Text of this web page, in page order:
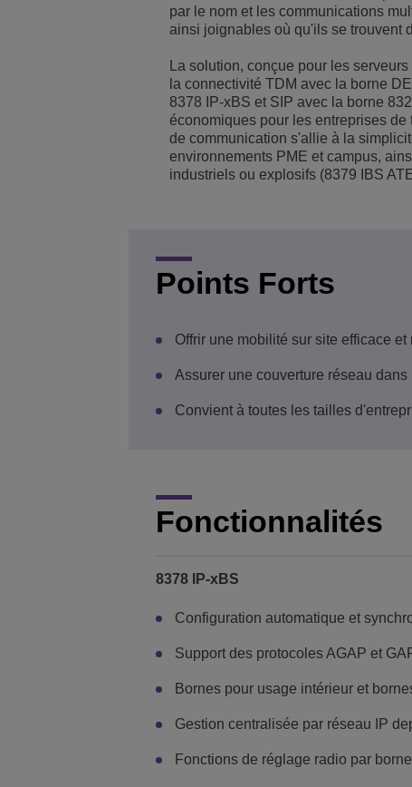
Solutions pour le
Petites et moyennes
Gestion de réseau et
Les bureaux d'ALE
par le nom et les communications
ainsi joignables où qu'ils se trouvent
La solution, conçue pour les
la connectivité TDM avec la borne
8378 IP-xBS et SIP avec la borne
économiques pour les entreprises
de communication s'allie à la
environnements PME et campus,
industriels ou explosifs (8379 IBS
Points Forts
Offrir une mobilité sur site efficace
Assurer une couverture réseau
Convient à toutes les tailles
Fonctionnalités
8378 IP-xBS
Configuration automatique et
Support des protocoles AGAP et
Bornes pour usage intérieur et
Gestion centralisée par réseau IP
Fonctions de réglage radio par borne